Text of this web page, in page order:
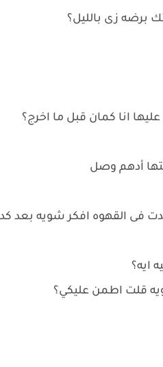
برضه زى بالليل؟
انا كمان قبل ما اخرج؟
أدهم وصل
فى القهوه افكر شويه بعد
ايه؟
قلت اطمن عليكي؟